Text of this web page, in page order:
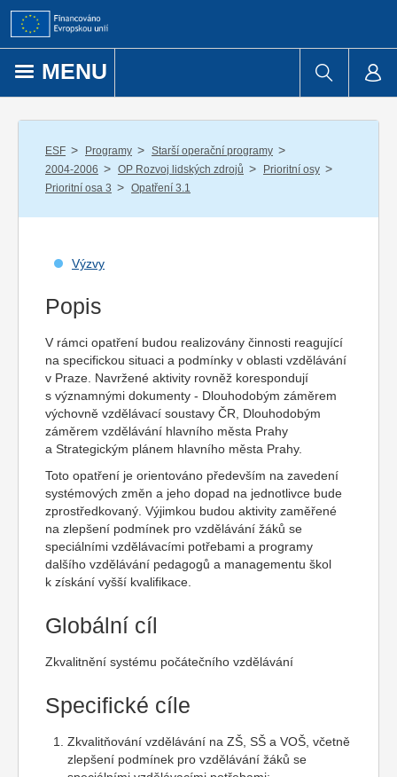
Přejít k obsahu
MENU
ESF / Programy / Starší operační programy /
2004-2006 / OP Rozvoj lidských zdrojů / Prioritní osy /
Prioritní osa 3 / Opatření 3.1
Výzvy
Popis
V rámci opatření budou realizovány činnosti reagující
na specifickou situaci a podmínky v oblasti vzdělávání
v Praze. Navržené aktivity rovněž korespondují
s významnými dokumenty - Dlouhodobým záměrem
výchovně vzdělávací soustavy ČR, Dlouhodobým
záměrem vzdělávání hlavního města Prahy
a Strategickým plánem hlavního města Prahy.
Toto opatření je orientováno především na zavedení
systémových změn a jeho dopad na jednotlivce bude
zprostředkovaný. Výjimkou budou aktivity zaměřené
na zlepšení podmínek pro vzdělávání žáků se
speciálními vzdělávacími potřebami a programy
dalšího vzdělávání pedagogů a managementu škol
k získání vyšší kvalifikace.
Globální cíl
Zkvalitnění systému počátečního vzdělávání
Specifické cíle
Zkvalitňování vzdělávání na ZŠ, SŠ a VOŠ, včetně
zlepšení podmínek pro vzdělávání žáků se